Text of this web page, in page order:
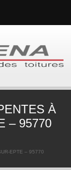
À
– 95770
EPTE – 95770